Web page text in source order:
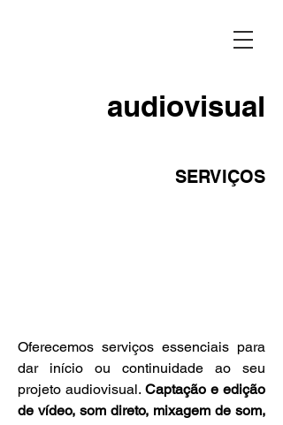
audiovisual
SERVIÇOS
Oferecemos serviços essenciais para
dar início ou continuidade ao seu
projeto audiovisual. Captação e edição
de vídeo, som direto, mixagem de som,